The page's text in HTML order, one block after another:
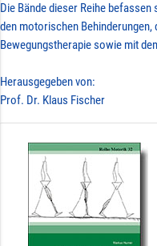
Die Bände dieser Reihe
den motorischen Behinderungen,
Bewegungstherapie sowie mit
Herausgegeben von:
Prof. Dr. Klaus Fischer